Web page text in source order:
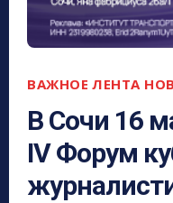
ВАЖНОЕ ЛЕНТА
В Сочи 16
IV Форум